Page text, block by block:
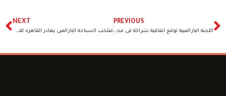
PREVIOUS
اللجنه البارالمبية توقع اتفاقية شراكة فى مجال دمج الاستدامة البيئية تحت go green شعار
NEXT
منتخب السباحه البارالمبى يغادر القاهره للاشتراك فى بطولة العالم بشيفيلد الإنجليزية